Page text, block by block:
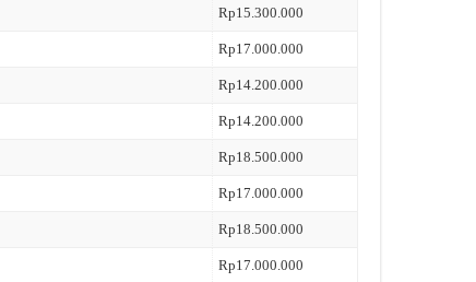
Rp15.300.000
Rp17.000.000
Rp14.200.000
Rp14.200.000
Rp18.500.000
Rp17.000.000
Rp18.500.000
Rp17.000.000